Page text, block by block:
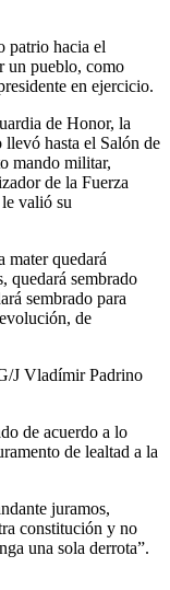
patrio hacia el
un pueblo, como
en ejercicio.
de Honor, la
llevó hasta el Salón de
mando militar,
de la Fuerza
valió su
mater quedará
quedará sembrado
sembrado para
de
J Vladímir Padrino
de acuerdo a lo
de lealtad a la
juramos,
constitución y no
una sola derrota”.